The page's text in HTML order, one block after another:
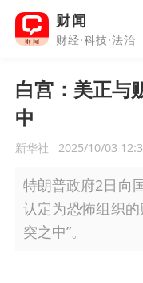
财闻
财经·科技·法治
白宫：美正与
中
新华社 2025/10/03
特朗普政府2日向
认定为恐怖组织
突之中”。